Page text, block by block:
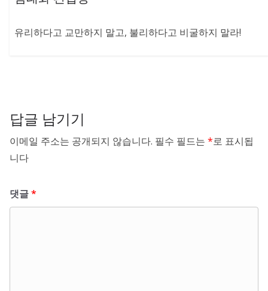
유리하다고 교만하지 말고, 불리하다고 비굴하지 말라!
답글 남기기
이메일 주소는 공개되지 않습니다. 필수 필드는 *로 표시됩
니다
댓글*